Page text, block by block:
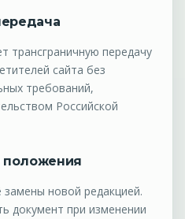
трансграничную передачу
сайта без
требований,
Российской
положения
новой редакцией.
документ при изменении